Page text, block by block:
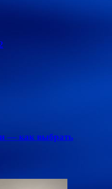
— как выбрать